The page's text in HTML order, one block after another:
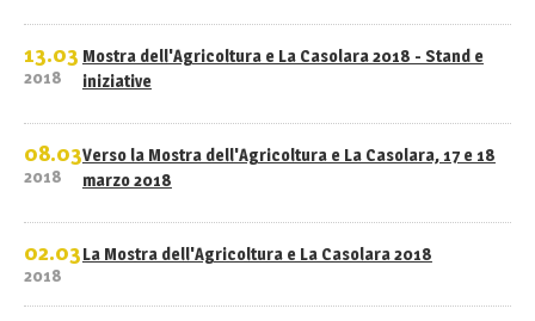
13.03
2018
Mostra dell'Agricoltura e La Casolara 2018 - Stand e
iniziative
08.03
2018
Verso la Mostra dell'Agricoltura e La Casolara, 17 e 18
marzo 2018
02.03
2018
La Mostra dell'Agricoltura e La Casolara 2018